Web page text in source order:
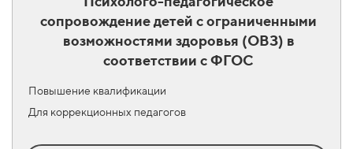
сопровождение детей с ограниченными
возможностями здоровья (ОВЗ) в
соответствии с ФГОС
Повышение квалификации
Для коррекционных педагогов